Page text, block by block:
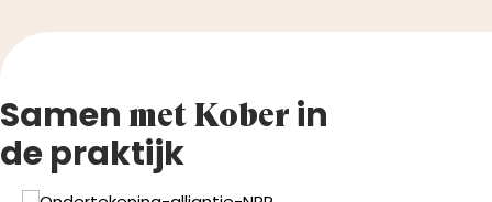
Samen met Kober in
de praktijk